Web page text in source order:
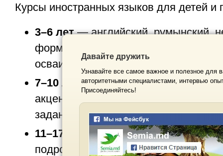
Курсы иностранных языков для детей и
3–6 лет— английский, румынский,
форме. Через песни, игры и
осваивает язык естественно, как
7–10 лет— английский, румынский,
акцентом на разговорную речь.
заданиями по школьной программе.
11–17 лет
— английский,
подростков. Готовим к БАК
Давайте дружить
Узнавайте все самое важное и полезное для
авторитетными специалистами, интервью
Присоединяйтесь!